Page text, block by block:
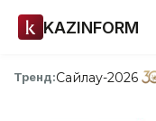
KAZINFORM
Тренд:Сайлау-2026